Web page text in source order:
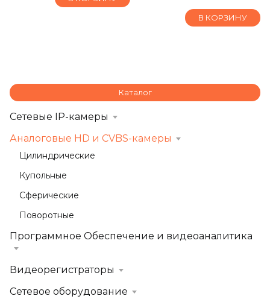
В КОРЗИНУ
Каталог
Сетевые IP-камеры
Аналоговые HD и CVBS-камеры
Цилиндрические
Купольные
Сферические
Поворотные
Программное Обеспечение и видеоаналитика
Видеорегистраторы
Сетевое оборудование